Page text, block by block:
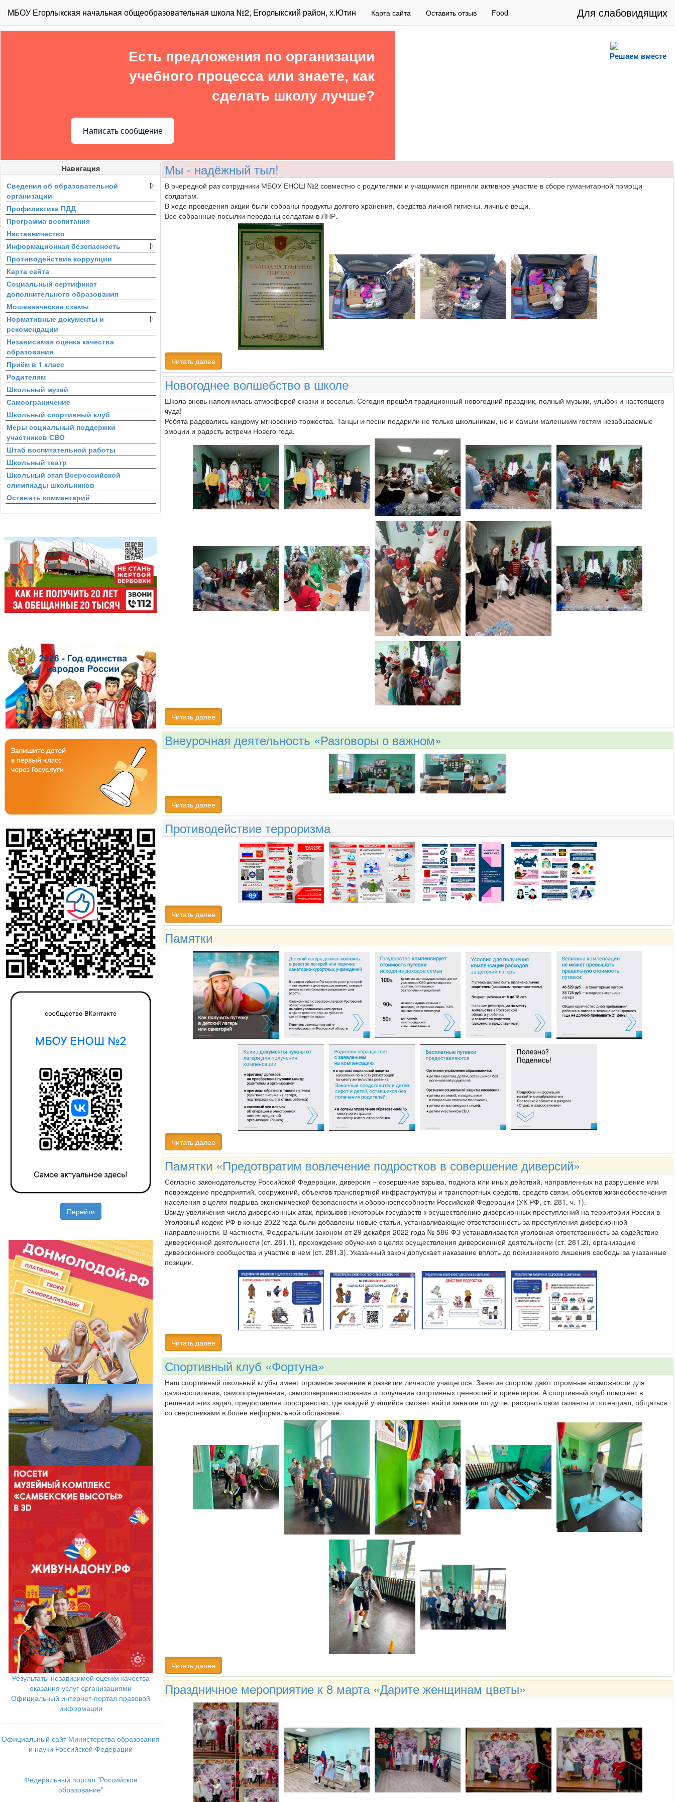
МБОУ Егорлыкская начальная общеобразовательная школа №2, Егорлыкский район, х.Ютин Для слабовидящих
Карта сайта Оставить отзыв Food
Решаем вместе
Есть предложения по организации
учебного процесса или знаете, как
сделать школу лучше?
Написать сообщение
Навигация
Сведения об образовательной
организации
Профилактика ПДД
Программа воспитания
Наставничество
Информационная безопасность
Противодействие коррупции
Карта сайта
Социальный сертификат
дополнительного образования
Мошеннические схемы
Нормативные документы и
рекомендации
Независимая оценка качества
образования
Приём в 1 класс
Родителям
Школьный музей
Самоограничение
Школьный спортивный клуб
Меры социальный поддержки
участников СВО
Штаб воспитательной работы
Школьный театр
Школьный этап Всероссийской
олимпиады школьников
Оставить комментарий
Перейти
Результаты независимой оценки качества
оказания услуг организациями
Официальный интернет-портал правовой
информации
Официальный сайт Министерства образования
и науки Российской Федерации
Федеральный портал "Российское
образование"
Мы - надёжный тыл!
В очередной раз сотрудники МБОУ ЕНОШ №2 совместно с родителями и учащимися приняли активное участие в сборе гуманитарной помощи
солдатам.
В ходе проведения акции были собраны продукты долгого хранения, средства личной гигиены, личные вещи.
Все собранные посылки переданы солдатам в ЛНР.
Читать далее
Новогоднее волшебство в школе
Школа вновь наполнилась атмосферой сказки и веселья. Сегодня прошёл традиционный новогодний праздник, полный музыки, улыбок и настоящего
чуда!
Ребята радовались каждому мгновению торжества. Танцы и песни подарили не только школьникам, но и самым маленьким гостям незабываемые
эмоции и радость встречи Нового года.
Читать далее
Внеурочная деятельность «Разговоры о важном»
Читать далее
Противодействие терроризма
Читать далее
Памятки
Читать далее
Памятки «Предотвратим вовлечение подростков в совершение диверсий»
Согласно законодательству Российской Федерации, диверсия – совершение взрыва, поджога или иных действий, направленных на разрушение или
повреждение предприятий, сооружений, объектов транспортной инфраструктуры и транспортных средств, средств связи, объектов жизнеобеспечения
населения в целях подрыва экономической безопасности и обороноспособности Российской Федерации (УК РФ, ст. 281, ч. 1).
Ввиду увеличения числа диверсионных атак, призывов некоторых государств к осуществлению диверсионных преступлений на территории России в
Уголовный кодекс РФ в конце 2022 года были добавлены новые статьи, устанавливающие ответственность за преступления диверсионной
направленности. В частности, Федеральным законом от 29 декабря 2022 года № 586-ФЗ устанавливается уголовная ответственность за содействие
диверсионной деятельности (ст. 281.1), прохождение обучения в целях осуществления диверсионной деятельности (ст. 281.2), организацию
диверсионного сообщества и участие в нем (ст. 281.3). Указанный закон допускает наказание вплоть до пожизненного лишения свободы за указанные
позиции.
Читать далее
Спортивный клуб «Фортуна»
Наш спортивный школьный клубы имеет огромное значение в развитии личности учащегося. Занятия спортом дают огромные возможности для
самовоспитания, самоопределения, самосовершенствования и получения спортивных ценностей и ориентиров. А спортивный клуб помогает в
решении этих задач, предоставляя пространство, где каждый учащийся сможет найти занятие по душе, раскрыть свои таланты и потенциал, общаться
со сверстниками в более неформальной обстановке.
Читать далее
Праздничное мероприятие к 8 марта «Дарите женщинам цветы»